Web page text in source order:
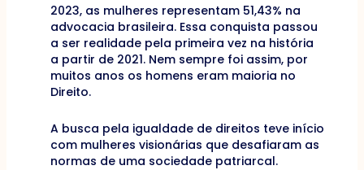
2023, as mulheres representam 51,43% na
advocacia brasileira. Essa conquista passou
a ser realidade pela primeira vez na história
a partir de 2021. Nem sempre foi assim, por
muitos anos os homens eram maioria no
Direito.
A busca pela igualdade de direitos teve início
com mulheres visionárias que desafiaram as
normas de uma sociedade patriarcal.